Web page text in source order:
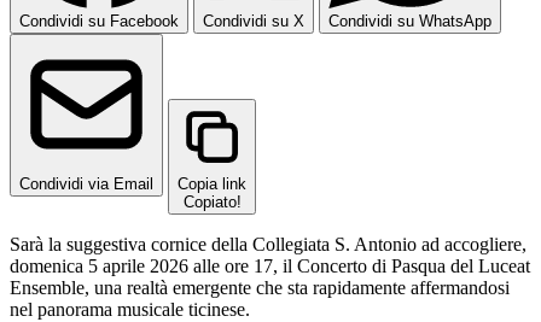
Condividi su Facebook Condividi su X Condividi su WhatsApp
Condividi via Email
Copia link
Copiato!
Sarà la suggestiva cornice della Collegiata S. Antonio ad accogliere,
domenica 5 aprile 2026 alle ore 17, il Concerto di Pasqua del Luceat
Ensemble, una realtà emergente che sta rapidamente affermandosi
nel panorama musicale ticinese.